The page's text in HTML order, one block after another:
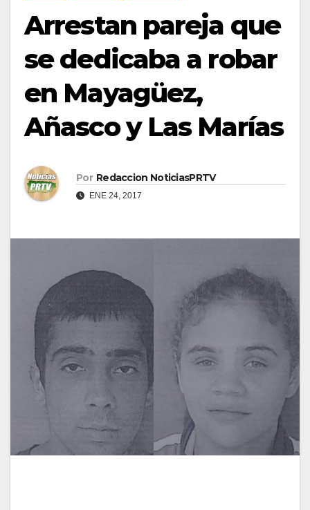
Arrestan pareja que
se dedicaba a robar
en Mayagüez,
Añasco y Las Marías
Por Redaccion NoticiasPRTV
ENE 24, 2017